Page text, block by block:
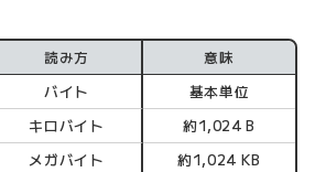
読み方
意味
バイト
基本単位
キロバイト
約1,024 B
メガバイト
約1,024 KB